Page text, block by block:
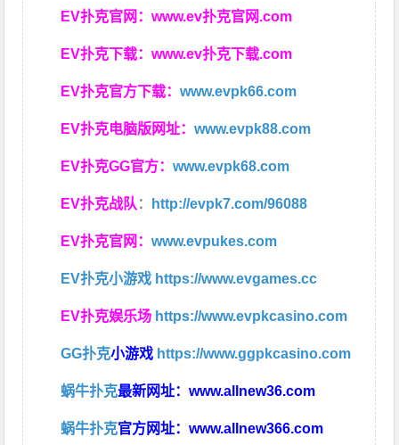
EV扑克官网：www.ev扑克官网.com
EV扑克下载：www.ev扑克下载.com
EV扑克官方下载：www.evpk66.com
EV扑克电脑版网址：www.evpk88.com
EV扑克GG官方：www.evpk68.com
EV扑克战队 ： http://evpk7.com/96088
EV扑克官网：www.evpukes.com
EV扑克小游戏 https://www.evgames.cc
EV扑克娱乐场 https://www.evpkcasino.com
GG扑克小游戏 https://www.ggpkcasino.com
蜗牛扑克最新网址：www.allnew36.com
蜗牛扑克官方网址：www.allnew366.com